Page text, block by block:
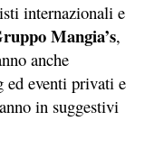
internazionali e
Mangia’s,
anche
eventi privati e
in suggestivi